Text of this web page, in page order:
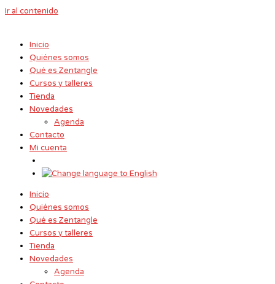
Ir al contenido
Inicio
Quiénes somos
Qué es Zentangle
Cursos y talleres
Tienda
Novedades
Agenda
Contacto
Mi cuenta
Inicio
Quiénes somos
Qué es Zentangle
Cursos y talleres
Tienda
Novedades
Agenda